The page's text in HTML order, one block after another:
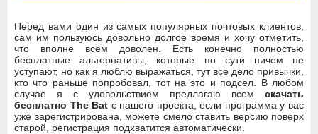
Перед вами один из самых популярных почтовых клиентов,
сам им пользуюсь довольно долгое время и хочу отметить,
что вполне всем доволен. Есть конечно полностью
бесплатные альтернативы, которые по сути ничем не
уступают, но как я люблю выражаться, тут все дело привычки,
кто что раньше попробовал, тот на это и подсел. В любом
случае я с удовольствием предлагаю всем скачать
бесплатно The Bat с нашего проекта, если программа у вас
уже зарегистрирована, можете смело ставить версию поверх
старой, регистрация подхватится автоматически.